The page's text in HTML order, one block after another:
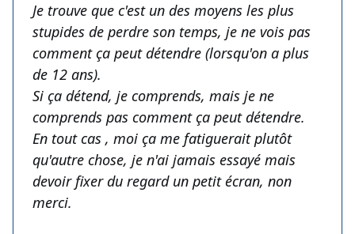
Je trouve que c'est un des moyens les plus
stupides de perdre son temps, je ne vois pas
comment ça peut détendre (lorsqu'on a plus
de 12 ans).
Si ça détend, je comprends, mais je ne
comprends pas comment ça peut détendre.
En tout cas , moi ça me fatiguerait plutôt
qu'autre chose, je n'ai jamais essayé mais
devoir fixer du regard un petit écran, non
merci.